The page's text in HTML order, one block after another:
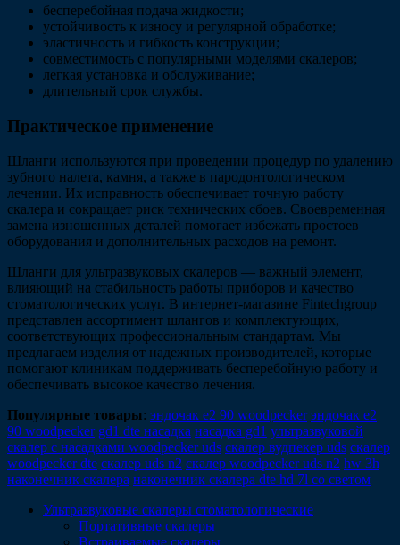
бесперебойная подача жидкости;
устойчивость к износу и регулярной обработке;
эластичность и гибкость конструкции;
совместимость с популярными моделями скалеров;
легкая установка и обслуживание;
длительный срок службы.
Практическое применение
Шланги используются при проведении процедур по удалению
зубного налета, камня, а также в пародонтологическом
лечении. Их исправность обеспечивает точную работу
скалера и сокращает риск технических сбоев. Своевременная
замена изношенных деталей помогает избежать простоев
оборудования и дополнительных расходов на ремонт.
Шланги для ультразвуковых скалеров — важный элемент,
влияющий на стабильность работы приборов и качество
стоматологических услуг. В интернет-магазине Fintechgroup
представлен ассортимент шлангов и комплектующих,
соответствующих профессиональным стандартам. Мы
предлагаем изделия от надежных производителей, которые
помогают клиникам поддерживать бесперебойную работу и
обеспечивать высокое качество лечения.
Популярные товары: эндочак е2 90 woodpecker эндочак е2
90 woodpecker gd1 dte насадка насадка gd1 ультразвуковой
скалер с насадками woodpecker uds скалер вудпекер uds скалер
woodpecker dte скалер uds n2 скалер woodpecker uds n2 hw 3h
наконечник скалера наконечник скалера dte hd 7l со светом
Ультразвуковые скалеры стоматологические
Портативные скалеры
Встраиваемые скалеры